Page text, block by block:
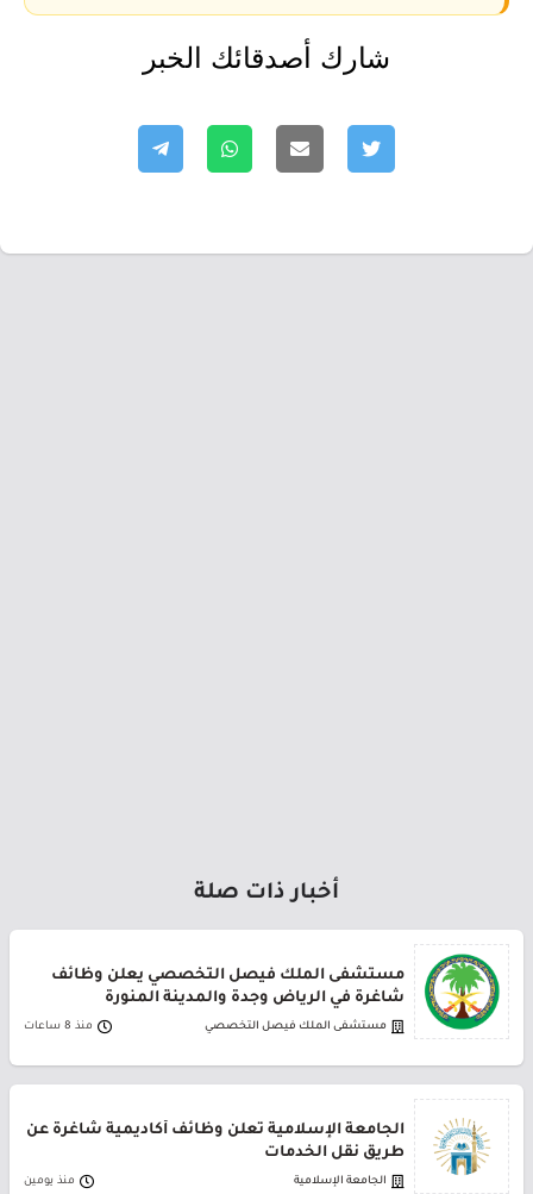
شارك أصدقائك الخبر
أخبار ذات صلة
مستشفى الملك فيصل التخصصي يعلن وظائف
شاغرة في الرياض وجدة والمدينة المنورة
مستشفى الملك فيصل التخصصي منذ 8 ساعات
الجامعة الإسلامية تعلن وظائف أكاديمية شاغرة عن
طريق نقل الخدمات
الجامعة الإسلامية منذ يومين